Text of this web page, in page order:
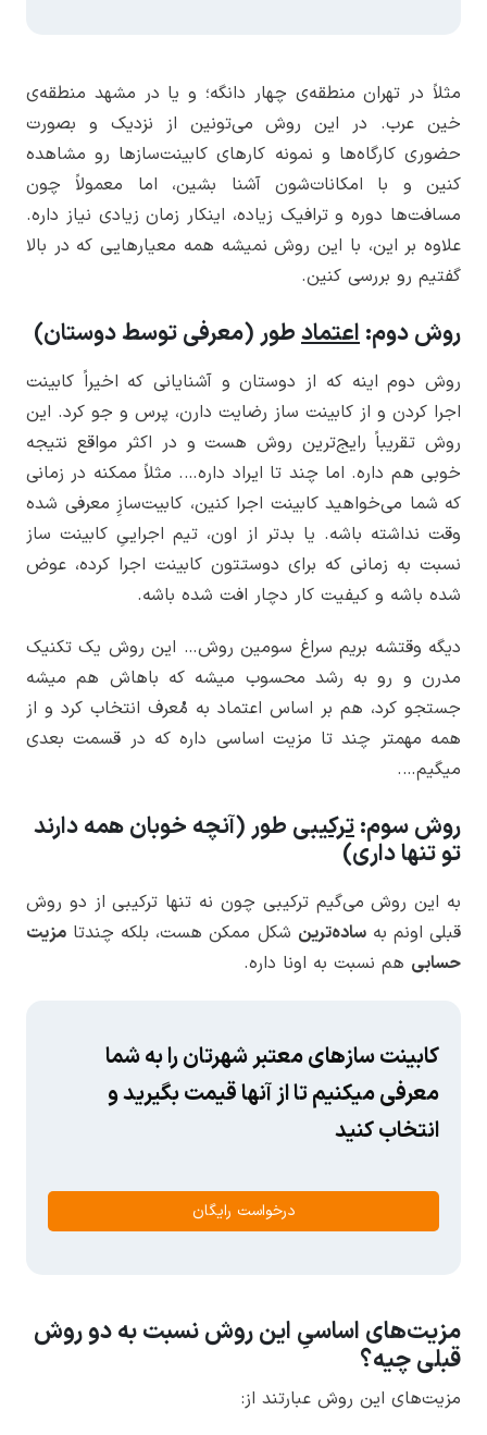
مثلاً در تهران منطقه‌ی چهار دانگه؛ و یا در مشهد منطقه‌ی
خین عرب. در این روش می‌تونین از نزدیک و بصورت
حضوری کارگاه‌ها و نمونه کارهای کابینت‌سازها رو مشاهده
کنین و با امکانات‌شون آشنا بشین، اما معمولاً چون
مسافت‌ها دوره و ترافیک زیاده، اینکار زمان زیادی نیاز داره.
علاوه بر این، با این روش نمیشه همه معیارهایی که در بالا
گفتیم رو بررسی کنین.
روش دوم:اعتمادطور (معرفی توسط دوستان)
روش دوم اینه که از دوستان و آشنایانی که اخیراً کابینت
اجرا کردن و از کابینت ساز رضایت دارن، پرس و جو کرد. این
روش تقریباً رایج‌ترین روش هست و در اکثر مواقع نتیجه
خوبی هم داره. اما چند تا ایراد داره…. مثلاً ممکنه در زمانی
که شما می‌خواهید کابینت اجرا کنین، کابیت‌سازِ معرفی شده
وقت نداشته باشه. یا بدتر از اون، تیم اجراییِ کابینت ساز
نسبت به زمانی که برای دوستتون کابینت اجرا کرده، عوض
شده باشه و کیفیت کار دچار افت شده باشه.
دیگه وقتشه بریم سراغ سومین روش… این روش یک تکنیک
مدرن و رو به رشد محسوب میشه که باهاش هم میشه
جستجو کرد، هم بر اساس اعتماد به مُعرف انتخاب کرد و از
همه مهمتر چند تا مزیت اساسی داره که در قسمت بعدی
میگیم….
روش سوم:ترکیبی طور (آنچه خوبان همه دارند
تو تنها داری)
به این روش می‌گیم ترکیبی چون نه تنها ترکیبی از دو روش
قبلی اونم بهساده‌ترین شکل ممکن هست، بلکه چندتا مزیت
حسابی هم نسبت به اونا داره.
کابینت سازهای معتبر شهرتان را به شما
معرفی میکنیم تا از آنها قیمت بگیرید و
انتخاب کنید
درخواست رایگان
مزیت‌های اساسیِ این روش نسبت به دو روش
قبلی چیه؟
مزیت‌های این روش عبارتند از: